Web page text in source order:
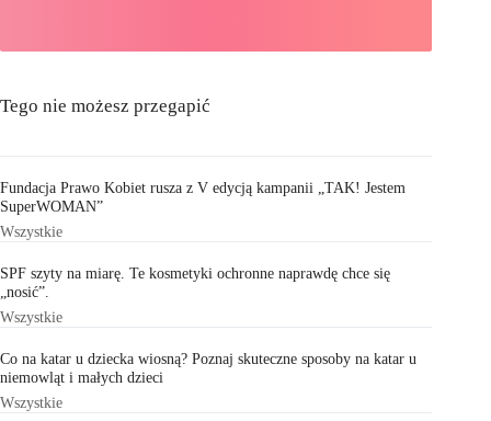
Tego nie możesz przegapić
Fundacja Prawo Kobiet rusza z V edycją kampanii „TAK! Jestem
SuperWOMAN”
Wszystkie
SPF szyty na miarę. Te kosmetyki ochronne naprawdę chce się
„nosić”.
Wszystkie
Co na katar u dziecka wiosną? Poznaj skuteczne sposoby na katar u
niemowląt i małych dzieci
Wszystkie